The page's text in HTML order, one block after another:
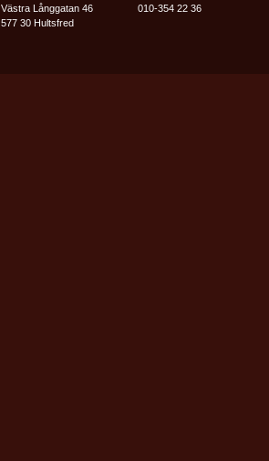
Västra Långgatan 46
577 30 Hultsfred
010-354 22 36